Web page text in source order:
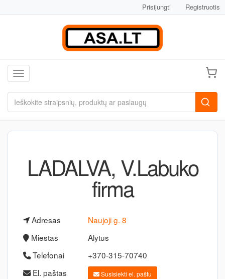
Prisijungti Registruotis
Toggle navigation
LADALVA, V.Labuko
firma
Adresas
Naujoji g. 8
Miestas
Alytus
Telefonai
+370-315-70740
El. paštas
Susisiekti el. paštu